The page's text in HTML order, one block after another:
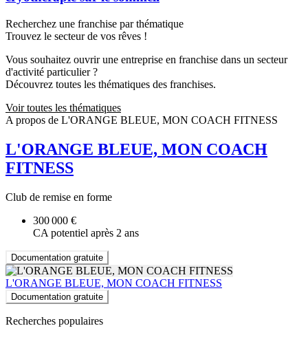
Recherchez une franchise par thématique
Trouvez le secteur de vos rêves !
Vous souhaitez ouvrir une entreprise en franchise dans un secteur
d'activité particulier ?
Découvrez toutes les thématiques des franchises.
Voir toutes les thématiques
A propos de L'ORANGE BLEUE, MON COACH FITNESS
L'ORANGE BLEUE, MON COACH
FITNESS
Club de remise en forme
300 000 €
CA potentiel après 2 ans
Documentation gratuite
L'ORANGE BLEUE, MON COACH FITNESS
Documentation gratuite
Recherches populaires